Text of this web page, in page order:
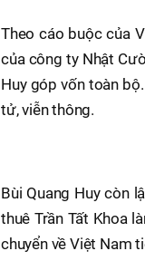
Theo cáo buộc của
của công ty Nhật
Huy góp vốn toàn
tử, viễn thông.
Bùi Quang Huy còn
thuê Trần Tất Khoa
chuyển về Việt Nam